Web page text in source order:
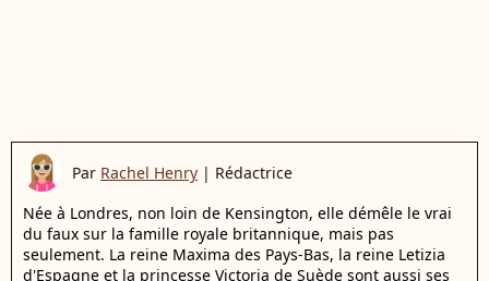
Par Rachel Henry | Rédactrice
Née à Londres, non loin de Kensington, elle démêle le vrai
du faux sur la famille royale britannique, mais pas
seulement. La reine Maxima des Pays-Bas, la reine Letizia
d'Espagne et la princesse Victoria de Suède sont aussi ses